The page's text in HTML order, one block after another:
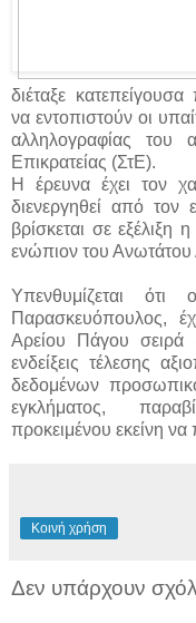
διέταξε
να εντοπιστούν οι
αλληλογραφίας του
Επικρατείας (ΣτΕ).
Η έρευνα έχει τον
διενεργηθεί από
βρίσκεται σε εξέλιξη
ενώπιον του Ανωτάτου
Υπενθυμίζεται
Παρασκευόπουλος,
Αρείου Πάγου
ενδείξεις τέλεσης
δεδομένων
εγκλήματος,
προκειμένου εκείνη να
Κοινή χρήση
Δεν υπάρχουν